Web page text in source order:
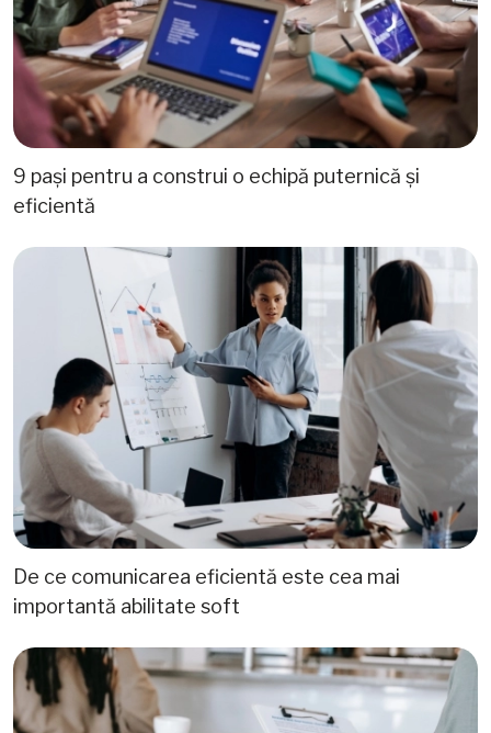
9 pași pentru a construi o echipă puternică și
eficientă
De ce comunicarea eficientă este cea mai
importantă abilitate soft